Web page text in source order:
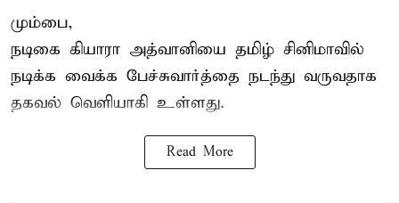
மும்பை,
நடிகை கியாரா அத்வானியை தமிழ் சினிமாவில்
நடிக்க வைக்க பேச்சுவார்த்தை நடந்து வருவதாக
தகவல் வெளியாகி உள்ளது.
Read More